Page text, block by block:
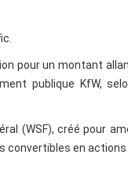
pour un montant
publique KfW,
(WSF), créé pour
convertibles en